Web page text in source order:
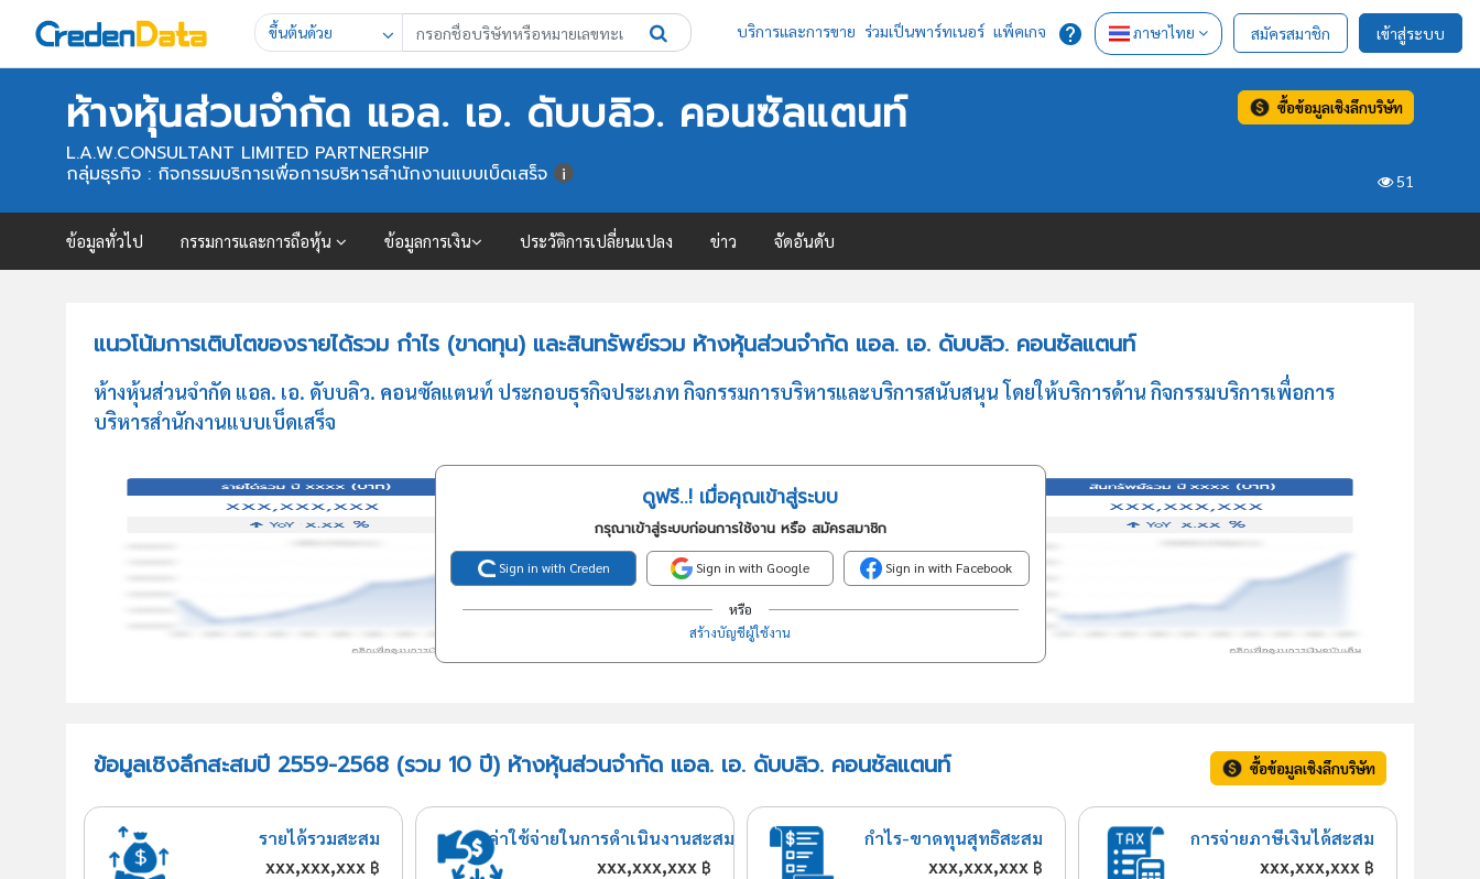
ขึ้นต้นด้วย บริการและการขาย ร่วมเป็นพาร์ทเนอร์ แพ็คเกจ ภาษาไทย สมัครสมาชิก เข้าสู่ระบบ
ห้างหุ้นส่วนจำกัด แอล. เอ. ดับบลิว. คอนซัลแตนท์ ซื้อข้อมูลเชิงลึกบริษัท
L.A.W.CONSULTANT LIMITED PARTNERSHIP
51
กลุ่มธุรกิจ : กิจกรรมบริการเพื่อการบริหารสำนักงานแบบเบ็ดเสร็จ
ข้อมูลทั่วไป กรรมการและการถือหุ้น ข้อมูลการเงิน ประวัติการเปลี่ยนแปลง ข่าว จัดอันดับ
แนวโน้มการเติบโตของรายได้รวม กำไร (ขาดทุน) และสินทรัพย์รวม ห้างหุ้นส่วนจำกัด แอล. เอ. ดับบลิว. คอนซัลแตนท์
ห้างหุ้นส่วนจำกัด แอล. เอ. ดับบลิว. คอนซัลแตนท์ ประกอบธุรกิจประเภท กิจกรรมการบริหารและบริการสนับสนุน โดยให้บริการด้าน กิจกรรมบริการเพื่อการ
บริหารสำนักงานแบบเบ็ดเสร็จ
ดูฟรี..! เมื่อคุณเข้าสู่ระบบ
กรุณาเข้าสู่ระบบก่อนการใช้งาน หรือ สมัครสมาชิก
Sign in with Creden Sign in with Google Sign in with Facebook
หรือ
สร้างบัญชีผู้ใช้งาน
ข้อมูลเชิงลึกสะสมปี 2559-2568 (รวม 10 ปี) ห้างหุ้นส่วนจำกัด แอล. เอ. ดับบลิว. คอนซัลแตนท์ ซื้อข้อมูลเชิงลึกบริษัท
รายได้รวมสะสม
xxx,xxx,xxx ฿
ค่าใช้จ่ายในการดำเนินงานสะสม
xxx,xxx,xxx ฿
กำไร-ขาดทุนสุทธิสะสม
xxx,xxx,xxx ฿
การจ่ายภาษีเงินได้สะสม
xxx,xxx,xxx ฿